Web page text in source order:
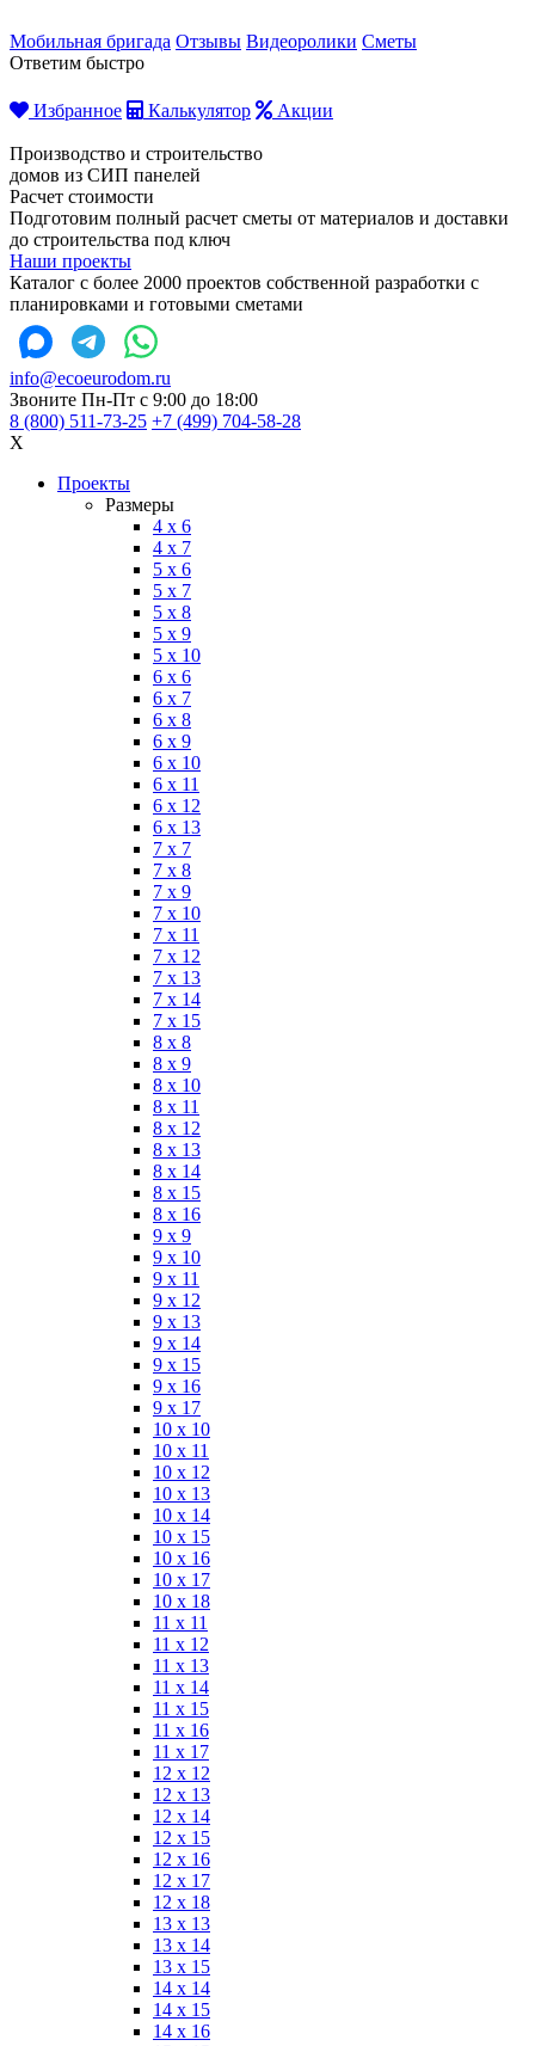
Мобильная бригада Отзывы Видеоролики Сметы
Ответим быстро
Избранное Калькулятор Акции
Производство и строительство
домов из СИП панелей
Расчет стоимости
Подготовим полный расчет сметы от материалов и доставки
до строительства под ключ
Наши проекты
Каталог с более 2000 проектов собственной разработки с
планировками и готовыми сметами
info@ecoeurodom.ru
Звоните Пн-Пт с 9:00 до 18:00
8 (800) 511-73-25 +7 (499) 704-58-28
X
Проекты
Размеры
4 x 6
4 x 7
5 x 6
5 x 7
5 x 8
5 x 9
5 x 10
6 x 6
6 x 7
6 x 8
6 x 9
6 x 10
6 x 11
6 x 12
6 x 13
7 x 7
7 x 8
7 x 9
7 x 10
7 x 11
7 x 12
7 x 13
7 x 14
7 x 15
8 x 8
8 x 9
8 x 10
8 x 11
8 x 12
8 x 13
8 x 14
8 x 15
8 x 16
9 x 9
9 x 10
9 x 11
9 x 12
9 x 13
9 x 14
9 x 15
9 x 16
9 x 17
10 x 10
10 x 11
10 x 12
10 x 13
10 x 14
10 x 15
10 x 16
10 x 17
10 x 18
11 x 11
11 x 12
11 x 13
11 x 14
11 x 15
11 x 16
11 x 17
12 x 12
12 x 13
12 x 14
12 x 15
12 x 16
12 x 17
12 x 18
13 x 13
13 x 14
13 x 15
14 x 14
14 x 15
14 x 16